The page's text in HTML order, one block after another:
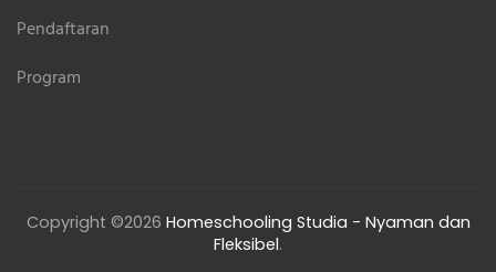
Pendaftaran
Program
Copyright ©2026 Homeschooling Studia - Nyaman dan
Fleksibel.